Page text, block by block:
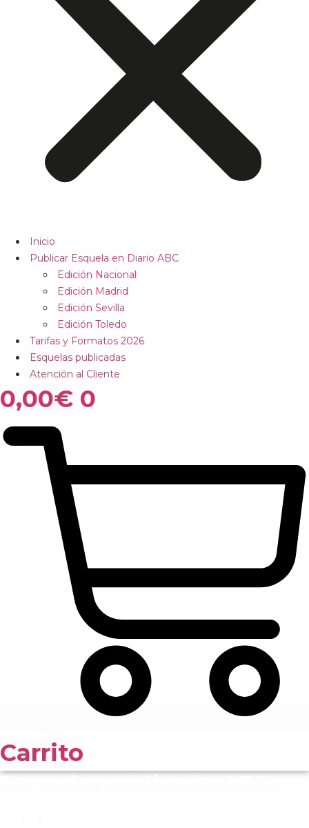
Inicio
Publicar Esquela en Diario ABC
Edición Nacional
Edición Madrid
Edición Sevilla
Edición Toledo
Tarifas y Formatos 2026
Esquelas publicadas
Atención al Cliente
0,00€ 0
Carrito